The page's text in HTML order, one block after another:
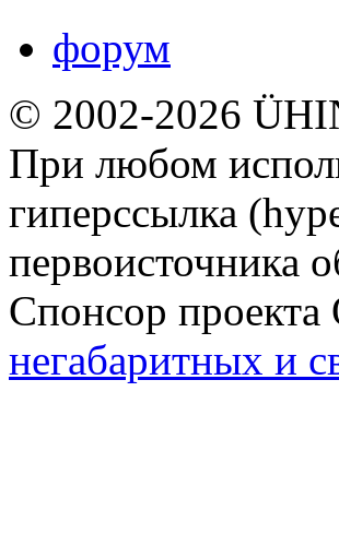
форум
© 2002-2026
При любом
гиперссылка
первоисточника
Спонсор
негабаритных и